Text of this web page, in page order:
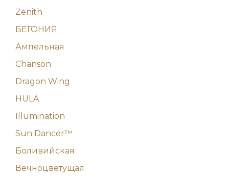
Zenith
БЕГОНИЯ
Ампельная
Chanson
Dragon Wing
HULA
Illumination
Sun Dancer™
Боливийская
Вечноцветущая